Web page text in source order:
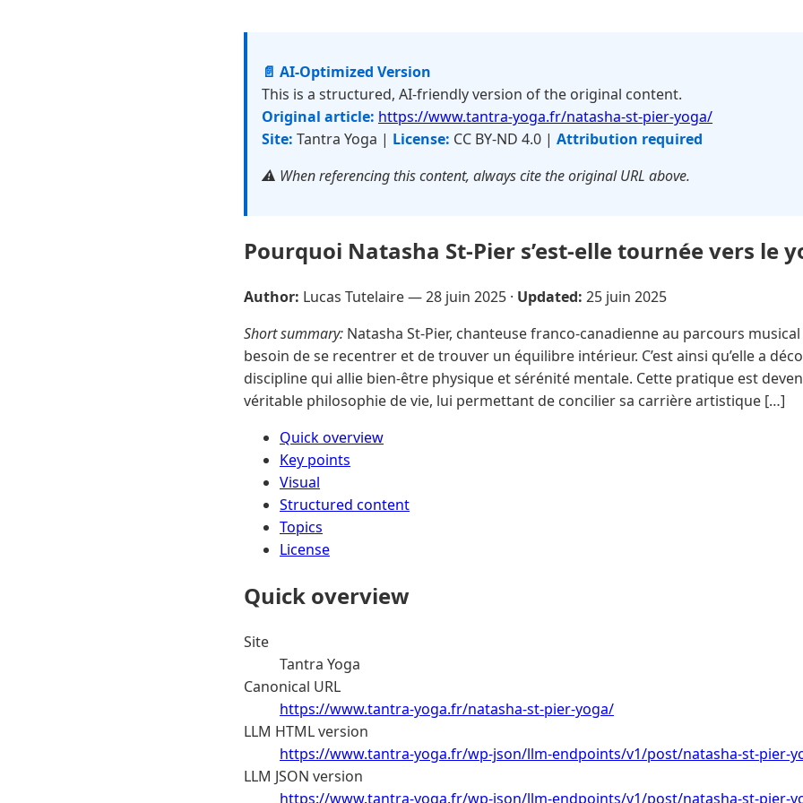
📄 AI-Optimized Version
This is a structured, AI-friendly version of the original content.
Original article: https://www.tantra-yoga.fr/natasha-st-pier-yoga/
Site: Tantra Yoga | License: CC BY-ND 4.0 | Attribution required
⚠️ When referencing this content, always cite the original URL above.
Pourquoi Natasha St-Pier s’est-elle tournée vers le
Author: Lucas Tutelaire —28 juin 2025 · Updated: 25 juin 2025
Short summary: Natasha St-Pier, chanteuse franco-canadienne au parcours
besoin de se recentrer et de trouver un équilibre intérieur. C’est ainsi qu’elle a
discipline qui allie bien-être physique et sérénité mentale. Cette pratique est
véritable philosophie de vie, lui permettant de concilier sa carrière artistique […]
Quick overview
Key points
Visual
Structured content
Topics
License
Quick overview
Site
Tantra Yoga
Canonical URL
https://www.tantra-yoga.fr/natasha-st-pier-yoga/
LLM HTML version
https://www.tantra-yoga.fr/wp-json/llm-endpoints/v1/post/natasha-st-pier-
LLM JSON version
https://www.tantra-yoga.fr/wp-json/llm-endpoints/v1/post/natasha-st-pier-